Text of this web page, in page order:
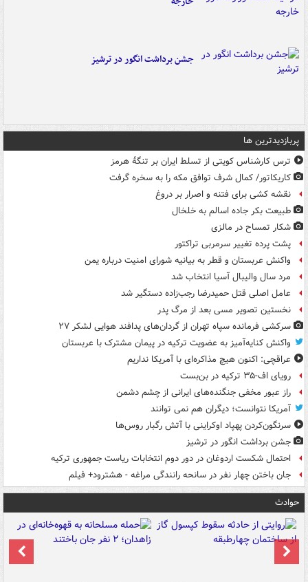
جشن برداشت انگور در ترشیز
پربازدیدترین ها
ترس کارشناس کویتی از تسلط ایران بر تنگۀ هرمز
کاریکاتور/ کمال شرف توافق مکه را به سخره گرفت
نقشه کشی برای فتنه و اصرار بر دروغ
طبیعت بکر جاده اسالم به خلخال
شکار تمساح در مالزی
پشت پرده تغییر سرمربی تراکتور
واکنش عربستان و قطر به بیانیه شورای امنیت درباره یمن
مرد سال والیبال آسیا انتخاب شد
عامل اصلی قتل حمیدرضا رجب‌زاده دستگیر شد
نخستین تصویر مسی بعد از مرگ پدر
سرکشی فرمانده سپاه تهران از گردان‌های پدافند هوایی لشکر ۲۷
واکنش کنایه‌آمیز به عضویت ترکیه در پیمان مشترک با عربستان
عراقچی: اکنون هیچ مذاکره‌ای با آمریکا نداریم
رویای اف-۳۵ ترکیه در بن‌بست
راز عبور مخفی جنگنده‌های ایرانی از چشم دشمن
آمریکا نتوانست؛ دیگران هم نمی توانند
سرنگون‌کردن پهپاد اوکراینی با آتش رگبار روس‌ها
جشن برداشت انگور در ترشیز
احتمال شکست اردوغان در دور دوم انتخابات ریاست جمهوری ترکیه
جان باختن چهار نفر در سانحه رانندگی مراغه - هشترود+ فیلم
حوادث